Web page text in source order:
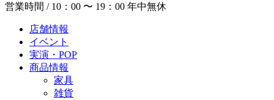
営業時間 / 10：00 〜 19：00 年中無休
店舗情報
イベント
実演・POP
商品情報
家具
雑貨